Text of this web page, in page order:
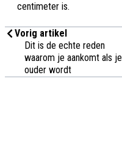
centimeter is.
Vorig artikel
Dit is de echte reden
waarom je aankomt als je
ouder wordt